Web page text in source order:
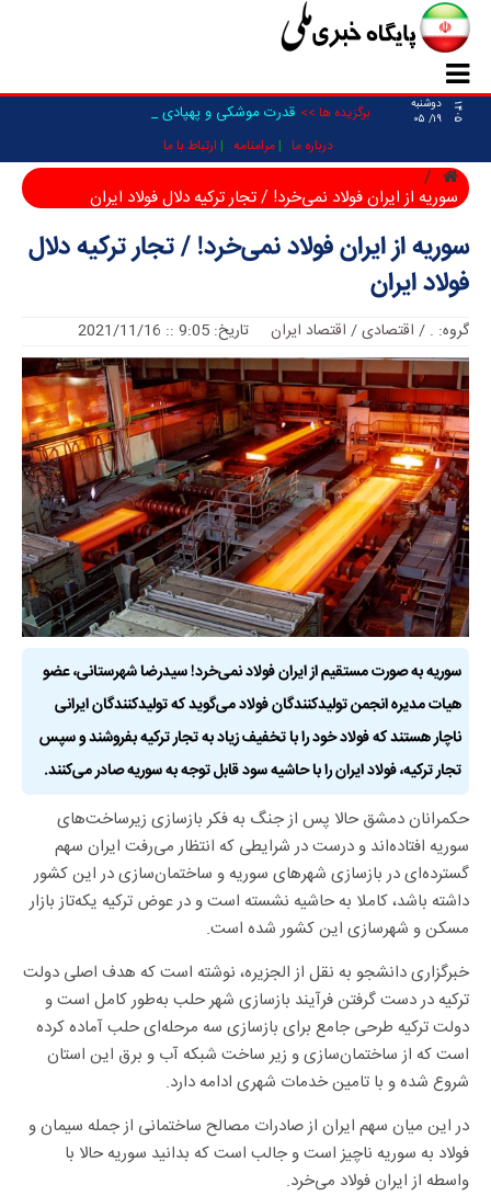
۱۴۰۵
دوشنبه
۱۹/ ۰۵
برگزیده ها >> قدرت موشکی و پهپادی نیرو‌ه _
درباره ما مرامنامه ارتباط با ما
سوریه از ایران فولاد نمی‌خرد! / تجار ترکیه دلال فولاد ایران
سوریه از ایران فولاد نمی‌خرد! / تجار ترکیه دلال
فولاد ایران
گروه: .
/ اقتصادی / اقتصاد ایران تاریخ: 9:05 :: 2021/11/16
سوریه به صورت مستقیم از ایران فولاد نمی‌خرد! سیدرضا شهرستانی، عضو
هیات مدیره انجمن تولیدکنندگان فولاد می‌گوید که تولیدکنندگان ایرانی
ناچار هستند که فولاد خود را با تخفیف زیاد به تجار ترکیه بفروشند و سپس
تجار ترکیه، فولاد ایران را با حاشیه سود قابل توجه به سوریه صادر می‌کنند.
حکمرانان دمشق حالا پس از جنگ به فکر بازسازی زیرساخت‌های
سوریه افتاده‌اند و درست در شرایطی که انتظار می‌رفت ایران سهم
گسترده‌ای در بازسازی شهرهای سوریه و ساختمان‌سازی در این کشور
داشته باشد، کاملا به حاشیه نشسته است و در عوض ترکیه یکه‌تاز بازار
مسکن و شهرسازی این کشور شده است.
خبرگزاری دانشجو به نقل از الجزیره، نوشته است که هدف اصلی دولت
ترکیه در دست گرفتن فرآیند بازسازی شهر حلب به‌طور کامل است و
دولت ترکیه طرحی جامع برای بازسازی سه مرحله‌ای حلب آماده کرده
است که از ساختمان‌سازی و زیر ساخت شبکه آب و برق این استان
شروع شده و با تامین خدمات شهری ادامه دارد.
در این میان سهم ایران از صادرات مصالح ساختمانی از جمله سیمان و
فولاد به سوریه ناچیز است و جالب است که بدانید سوریه حالا با
واسطه از ایران فولاد می‌خرد.